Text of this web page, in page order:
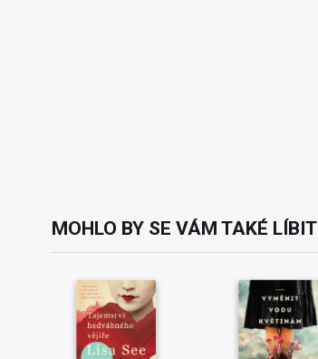
MOHLO BY SE VÁM TAKÉ LÍBIT